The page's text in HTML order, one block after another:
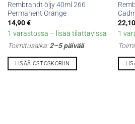
Rembrandt öljy 40ml 266
Permanent Orange
14,90€
1 varastossa – lisää tilattavissa
Toimitusaika:2–5 päivää
LISÄÄ OSTOSKORIIN
22,10
1